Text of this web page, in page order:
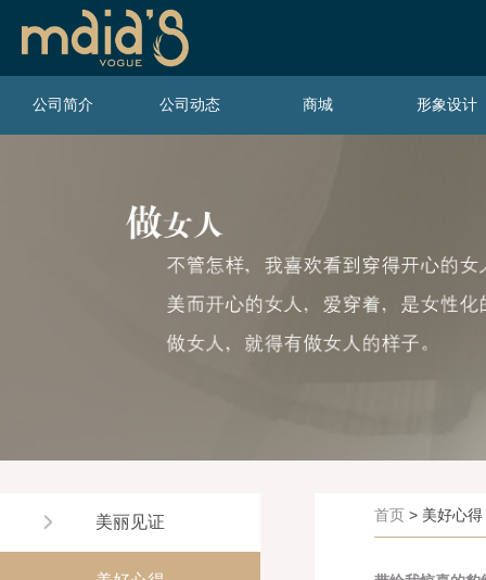
公司简介 公司动态 商城 形象设计
美丽见证 首页 > 美好心得